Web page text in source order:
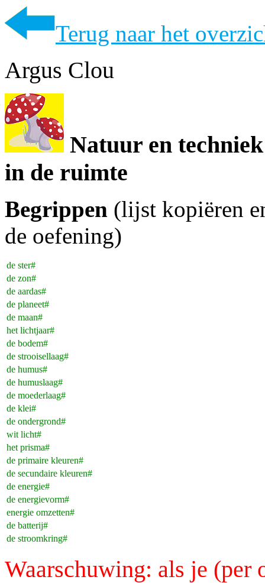
Terug naar het
Argus Clou
Natuur en
in de ruimte
Begrippen (lijst kopiëren
de oefening)
de ster#
de zon#
de aardas#
de planeet#
de maan#
het lichtjaar#
de bodem#
de strooisellaag#
de humus#
de humuslaag#
de moederlaag#
de klei#
de ondergrond#
wit licht#
het prisma#
de primaire kleuren#
de secundaire kleuren#
de energie#
de energievorm#
energie omzetten#
de batterij#
de stroomkring#
Waarschuwing: als je (per